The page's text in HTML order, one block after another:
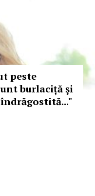
peste
burlaciță şi